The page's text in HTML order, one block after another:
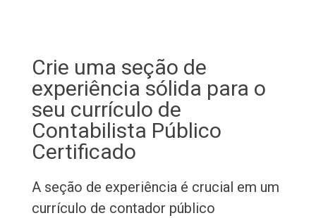
Crie uma seção de
experiência sólida para o
seu currículo de
Contabilista Público
Certificado
A seção de experiência é crucial em um
currículo de contador público